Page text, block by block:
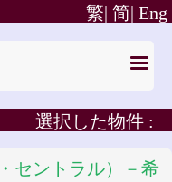
Eng
简|
繁|
選択した物件 :
セントラル）－希